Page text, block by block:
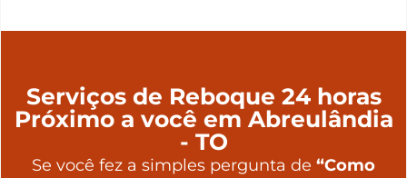
Serviços de Reboque 24 horas
Próximo a você em Abreulândia
- TO
Se você fez a simples pergunta de “Como